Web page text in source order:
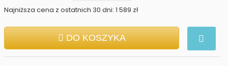
Najniższa cena z ostatnich 30 dni: 1 589 zł
DO KOSZYKA